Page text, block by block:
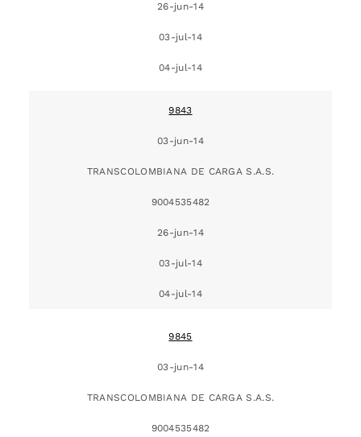
26-jun-14
03-jul-14
04-jul-14
9843
03-jun-14
TRANSCOLOMBIANA DE CARGA S.A.S.
9004535482
26-jun-14
03-jul-14
04-jul-14
9845
03-jun-14
TRANSCOLOMBIANA DE CARGA S.A.S.
9004535482